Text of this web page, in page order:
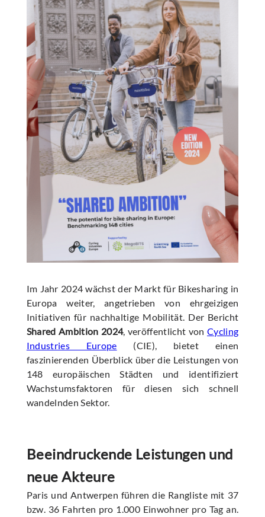
Im Jahr 2024 wächst der Markt für Bikesharing in
Europa weiter, angetrieben von ehrgeizigen
Initiativen für nachhaltige Mobilität. Der Bericht
Shared Ambition 2024, veröffentlicht von Cycling
Industries Europe (CIE), bietet einen
faszinierenden Überblick über die Leistungen von
148 europäischen Städten und identifiziert
Wachstumsfaktoren für diesen sich schnell
wandelnden Sektor.
Beeindruckende Leistungen und
neue Akteure
Paris und Antwerpen führen die Rangliste mit 37
bzw. 36 Fahrten pro 1.000 Einwohner pro Tag an.